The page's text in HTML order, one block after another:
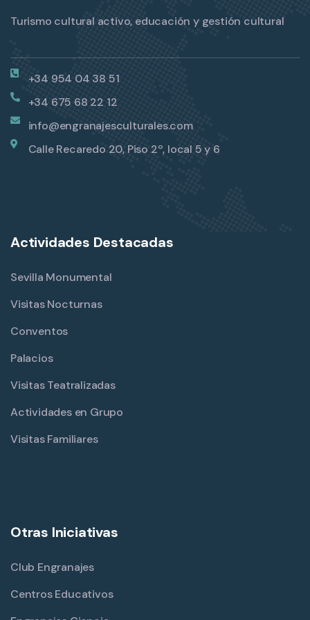
Turismo cultural activo, educación y gestión cultural
+34 954 04 38 51
+34 675 68 22 12
info@engranajesculturales.com
Calle Recaredo 20, Piso 2º, local 5 y 6
Actividades Destacadas
Sevilla Monumental
Visitas Nocturnas
Conventos
Palacios
Visitas Teatralizadas
Actividades en Grupo
Visitas Familiares
Otras Iniciativas
Club Engranajes
Centros Educativos